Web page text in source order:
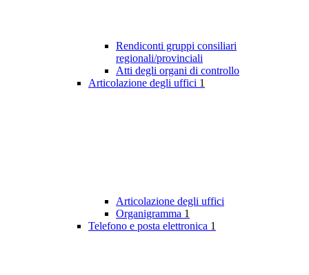
Rendiconti gruppi consiliari
regionali/provinciali
Atti degli organi di controllo
Articolazione degli uffici 1
Articolazione degli uffici
Organigramma 1
Telefono e posta elettronica 1